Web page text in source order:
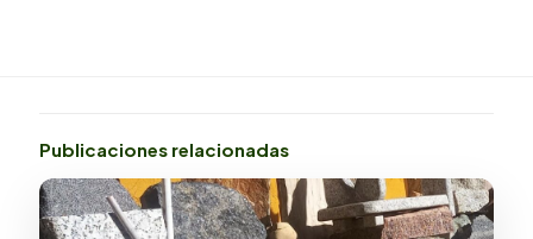
Publicaciones relacionadas